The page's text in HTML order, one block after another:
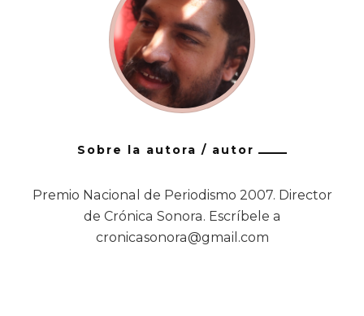
Sobre la autora / autor
Premio Nacional de Periodismo 2007. Director
de Crónica Sonora. Escríbele a
cronicasonora@gmail.com